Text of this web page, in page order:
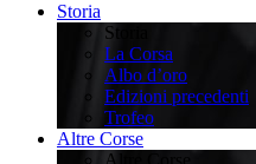
Storia
Storia
La Corsa
Albo d’oro
Edizioni precedenti
Trofeo
Altre Corse
Altre Corse